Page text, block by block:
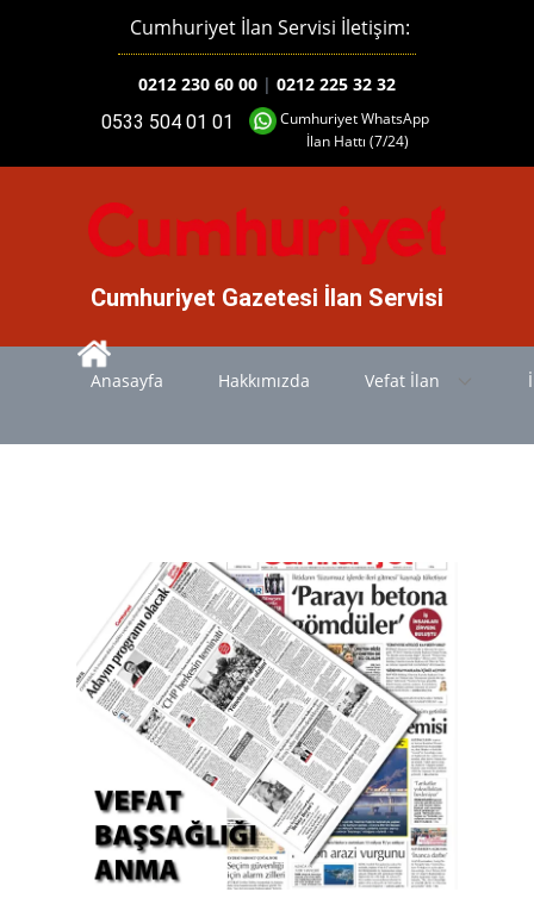
Cumhuriyet WhatsApp
İlan Hattı (7/24)
0533 504 01 01
Cumhuriyet İlan Servisi İletişim:
0212 230 60 00 | 0212 225 32 32
Cumhuriyet Gazetesi İlan Servisi
Anasayfa Hakkımızda Vefat İlan